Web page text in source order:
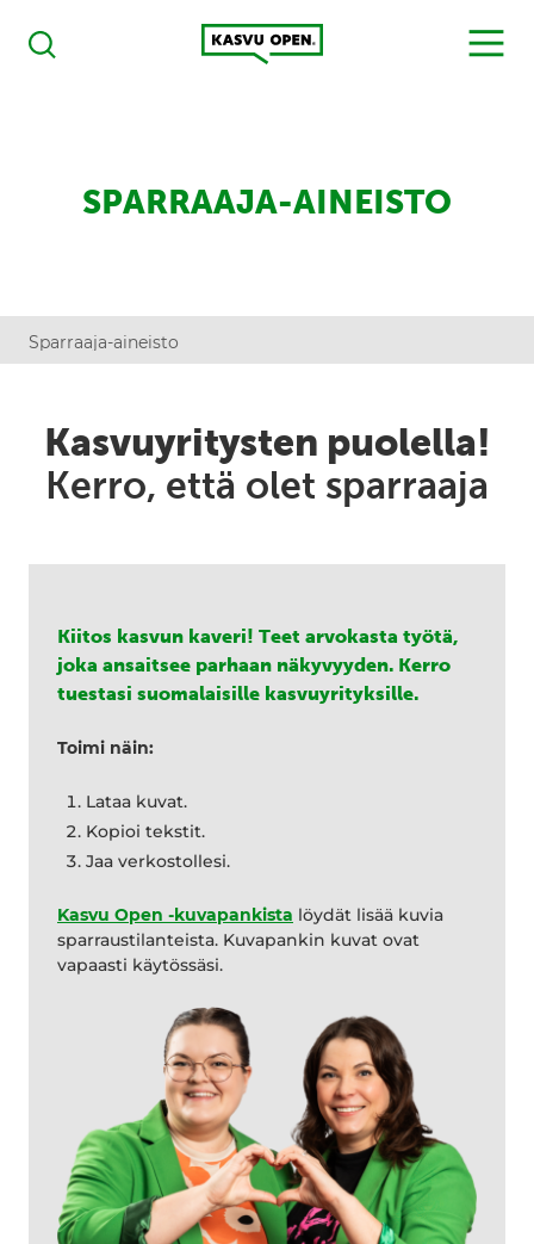
Haku
Kasvu Open
MENU
SPARRAAJA-AINEISTO
Sparraaja-aineisto
Kasvuyritysten puolella!
Kerro, että olet sparraaja
Kiitos kasvun kaveri! Teet arvokasta työtä,
joka ansaitsee parhaan näkyvyyden. Kerro
tuestasi suomalaisille kasvuyrityksille.
Toimi näin:
Lataa kuvat.
Kopioi tekstit.
Jaa verkostollesi.
Kasvu Open -kuvapankista löydät lisää kuvia
sparraustilanteista. Kuvapankin kuvat ovat
vapaasti käytössäsi.